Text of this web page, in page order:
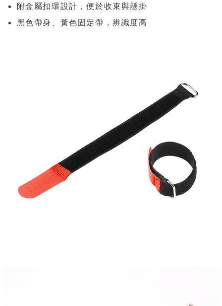
附金屬扣環設計，便於收束與懸掛
黑色帶身、黃色固定帶，辨識度高